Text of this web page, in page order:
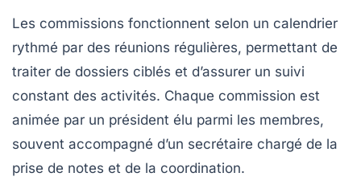
Les commissions fonctionnent selon un calendrier
rythmé par des réunions régulières, permettant de
traiter de dossiers ciblés et d’assurer un suivi
constant des activités. Chaque commission est
animée par un président élu parmi les membres,
souvent accompagné d’un secrétaire chargé de la
prise de notes et de la coordination.